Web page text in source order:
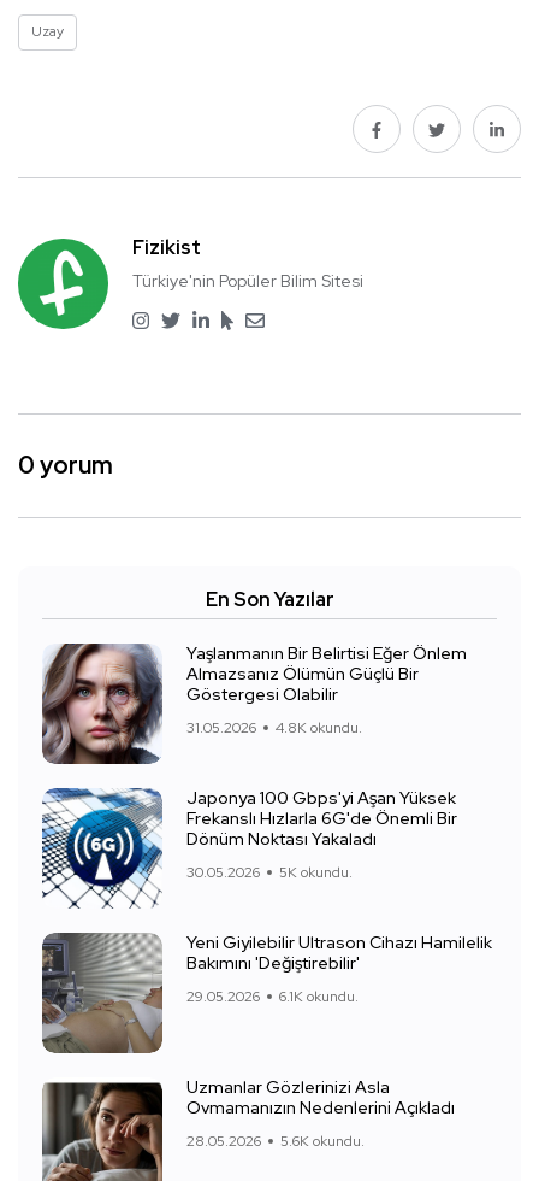
Uzay
Fizikist
Türkiye'nin Popüler Bilim Sitesi
0 yorum
En Son Yazılar
Yaşlanmanın Bir Belirtisi Eğer Önlem
Almazsanız Ölümün Güçlü Bir
Göstergesi Olabilir
31.05.2026 4.8K okundu.
Japonya 100 Gbps'yi Aşan Yüksek
Frekanslı Hızlarla 6G'de Önemli Bir
Dönüm Noktası Yakaladı
30.05.2026 5K okundu.
Yeni Giyilebilir Ultrason Cihazı Hamilelik
Bakımını 'Değiştirebilir'
29.05.2026 6.1K okundu.
Uzmanlar Gözlerinizi Asla
Ovmamanızın Nedenlerini Açıkladı
28.05.2026 5.6K okundu.